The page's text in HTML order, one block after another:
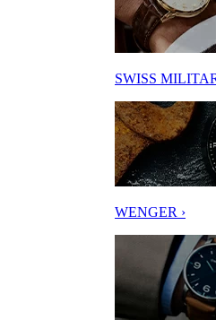
SWISS
WENGER ›